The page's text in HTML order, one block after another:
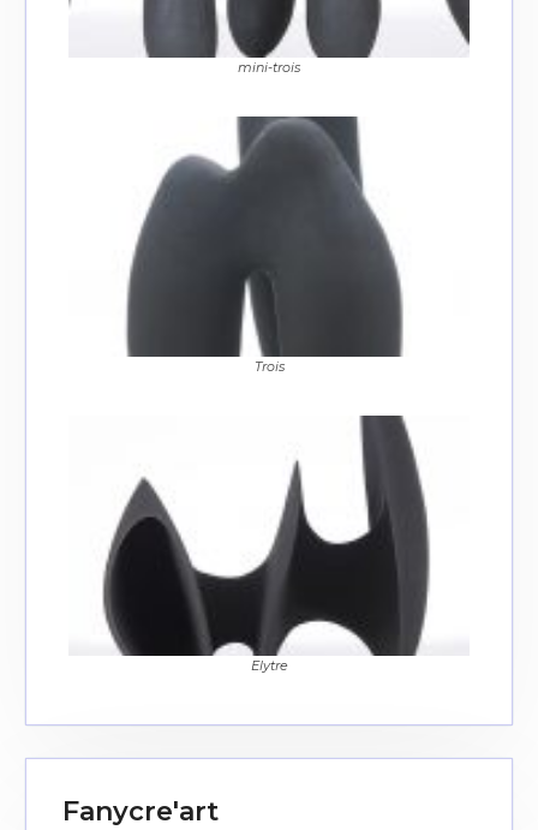
Statut / Organisation
* Champ obligatoire
Statut / Organisation
J'accepte les termes et conditions
mini-trois
Trois
Elytre
Fanycre'art